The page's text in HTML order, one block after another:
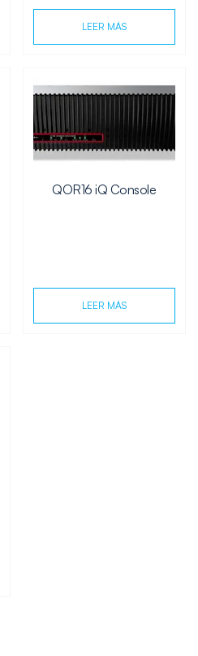
LEER MÁS
QOR16 iQ Console
LEER MÁS